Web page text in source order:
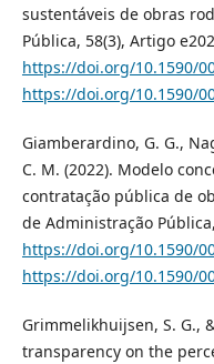
sustentáveis de obras
Pública, 58(3), Artigo
https://doi.org/10.1590/
https://doi.org/10.1590/
Giamberardino, G. G.,
C. M. (2022). Modelo
contratação pública de
de Administração
https://doi.org/10.1590/
https://doi.org/10.1590/
Grimmelikhuijsen, S. G.,
transparency on the